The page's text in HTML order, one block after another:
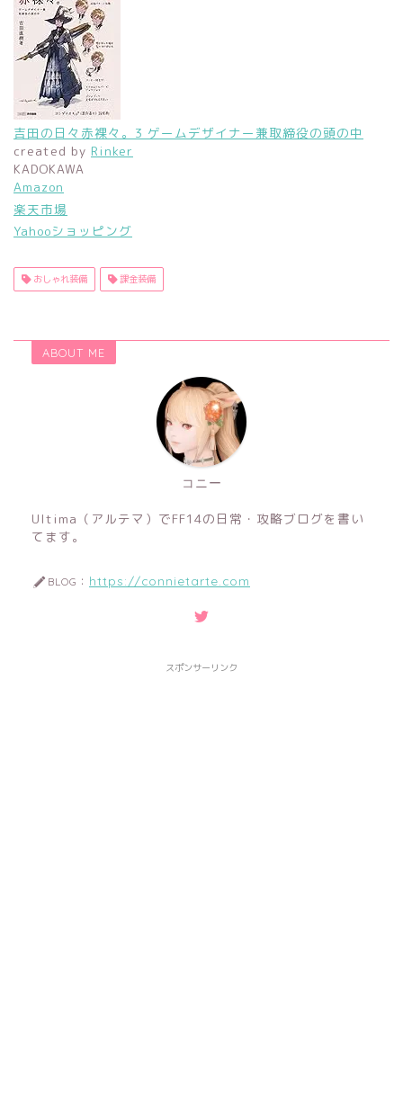
吉田の日々赤裸々。3 ゲームデザイナー兼取締役の頭の中
created by Rinker
KADOKAWA
Amazon
楽天市場
Yahooショッピング
おしゃれ装備 課金装備
ABOUT ME
コニー
Ultima（アルテマ）でFF14の日常・攻略ブログを書い
てます。
BLOG： https://connietarte.com
スポンサーリンク